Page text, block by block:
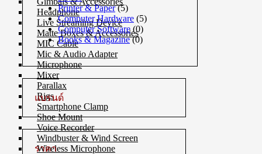
Headphone
Live Streaming Device
Matte Boxes & Accessories
MIC Cable
Mic & Audio Adapter
Microphone
Mixer
Parallax
Rigs
Smartphone Clamp
Shoe Mount
Voice Recorder
Windbuster & Wind Screen
Wireless Microphone
Printer & Paper (5)
Computer Hardware (5)
Computer Software (0)
Books & Magazine (0)
แบรนด์
ราคา